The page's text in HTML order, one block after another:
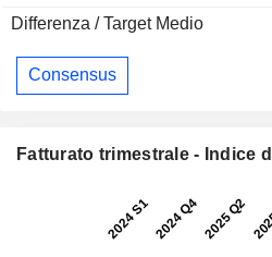
Differenza / Target Medio
Consensus
Fatturato trimestrale - Indice